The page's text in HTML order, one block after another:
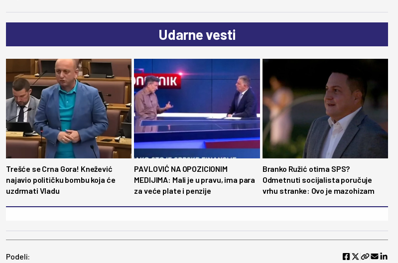
Udarne vesti
Trešće se Crna Gora! Knežević
najavio političku bombu koja će
uzdrmati Vladu
PAVLOVIĆ NA OPOZICIONIM
MEDIJIMA: Mali je u pravu, ima para
za veće plate i penzije
Branko Ružić otima SPS?
Odmetnuti socijalista poručuje
vrhu stranke: Ovo je mazohizam
Podeli: